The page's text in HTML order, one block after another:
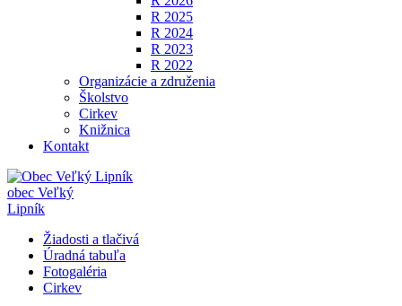
R 2025
R 2024
R 2023
R 2022
Organizácie a združenia
Školstvo
Cirkev
Knižnica
Kontakt
obec Veľký
Lipník
Žiadosti a tlačivá
Úradná tabuľa
Fotogaléria
Cirkev